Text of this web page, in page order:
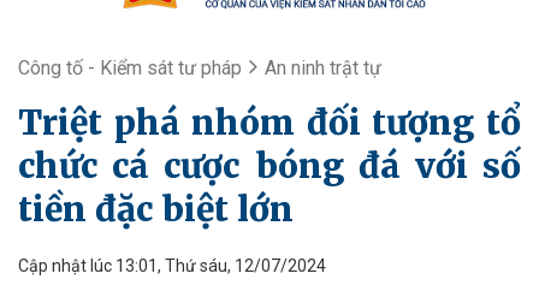
Công tố - Kiểm sát tư pháp An ninh trật tự
Triệt phá nhóm đối tượng tổ
chức cá cược bóng đá với số
tiền đặc biệt lớn
Cập nhật lúc 13:01, Thứ sáu, 12/07/2024